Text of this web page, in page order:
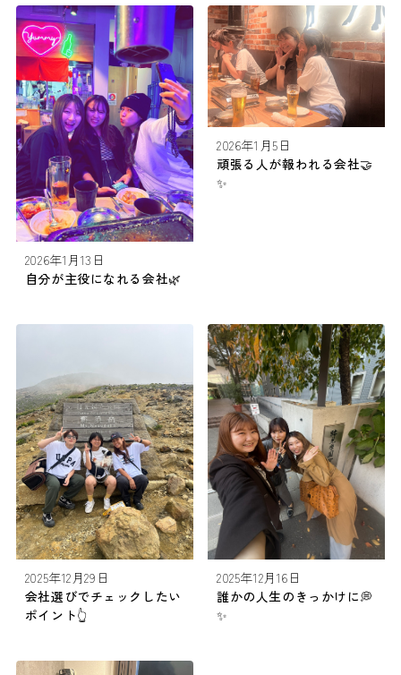
2026年1月13日
自分が主役になれる会社🌿
2026年1月5日
頑張る人が報われる会社🤝
✨️
2025年12月29日
会社選びでチェックしたい
ポイント👆
2025年12月16日
誰かの人生のきっかけに💭
✨️